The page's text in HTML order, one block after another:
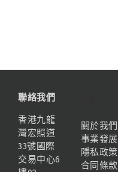
聯絡我們
香港九龍
灣宏照道
33號國際
交易中心6
關於我們
事業發展
隱私政策
合同條款